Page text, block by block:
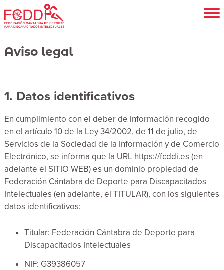
Saltar
al
principal
Aviso legal
1. Datos identificativos
En cumplimiento con el deber de información recogido
en el artículo 10 de la Ley 34/2002, de 11 de julio, de
Servicios de la Sociedad de la Información y de Comercio
Electrónico, se informa que la URL https://fcddi.es (en
adelante el SITIO WEB) es un dominio propiedad de
Federación Cántabra de Deporte para Discapacitados
Intelectuales (en adelante, el TITULAR), con los siguientes
datos identificativos:
Titular: Federación Cántabra de Deporte para
Discapacitados Intelectuales
NIF: G39386057